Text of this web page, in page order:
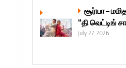
சூர்யா –
“தி வெட்டிங்
July 27, 2026